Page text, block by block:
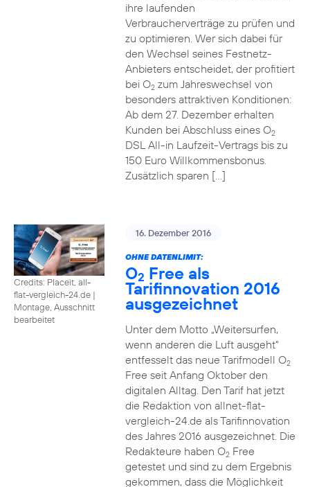
ihre laufenden
Verbraucherverträge zu prüfen und
zu optimieren. Wer sich dabei für
den Wechsel seines Festnetz-
Anbieters entscheidet, der profitiert
bei O2zum Jahreswechsel von
besonders attraktiven Konditionen:
Ab dem 27. Dezember erhalten
Kunden bei Abschluss eines O2
DSL All-in Laufzeit-Vertrags bis zu
150 Euro Willkommensbonus.
Zusätzlich sparen […]
Credits: Placeit, all-
flat-vergleich-24.de |
Montage, Ausschnitt
bearbeitet
16. Dezember 2016
OHNE DATENLIMIT:
O2 Free als
Tarifinnovation 2016
ausgezeichnet
Unter dem Motto „Weitersurfen,
wenn anderen die Luft ausgeht“
entfesselt das neue Tarifmodell O2
Free seit Anfang Oktober den
digitalen Alltag. Den Tarif hat jetzt
die Redaktion von allnet-flat-
vergleich-24.de als Tarifinnovation
des Jahres 2016 ausgezeichnet. Die
Redakteure haben O2Free
getestet und sind zu dem Ergebnis
gekommen, dass die Möglichkeit